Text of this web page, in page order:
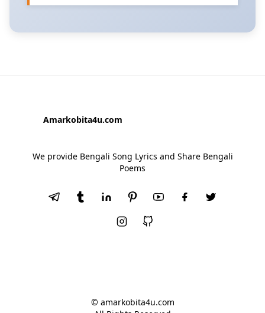
Amarkobita4u.com
We provide Bengali Song Lyrics and Share Bengali
Poems
© amarkobita4u.com